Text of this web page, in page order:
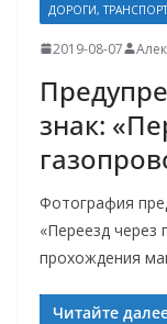
ДОРОГИ, ТРАНСПОРТ
2019-08-07
знак:
Фотография
«Переезд через
прохождения
Читайте